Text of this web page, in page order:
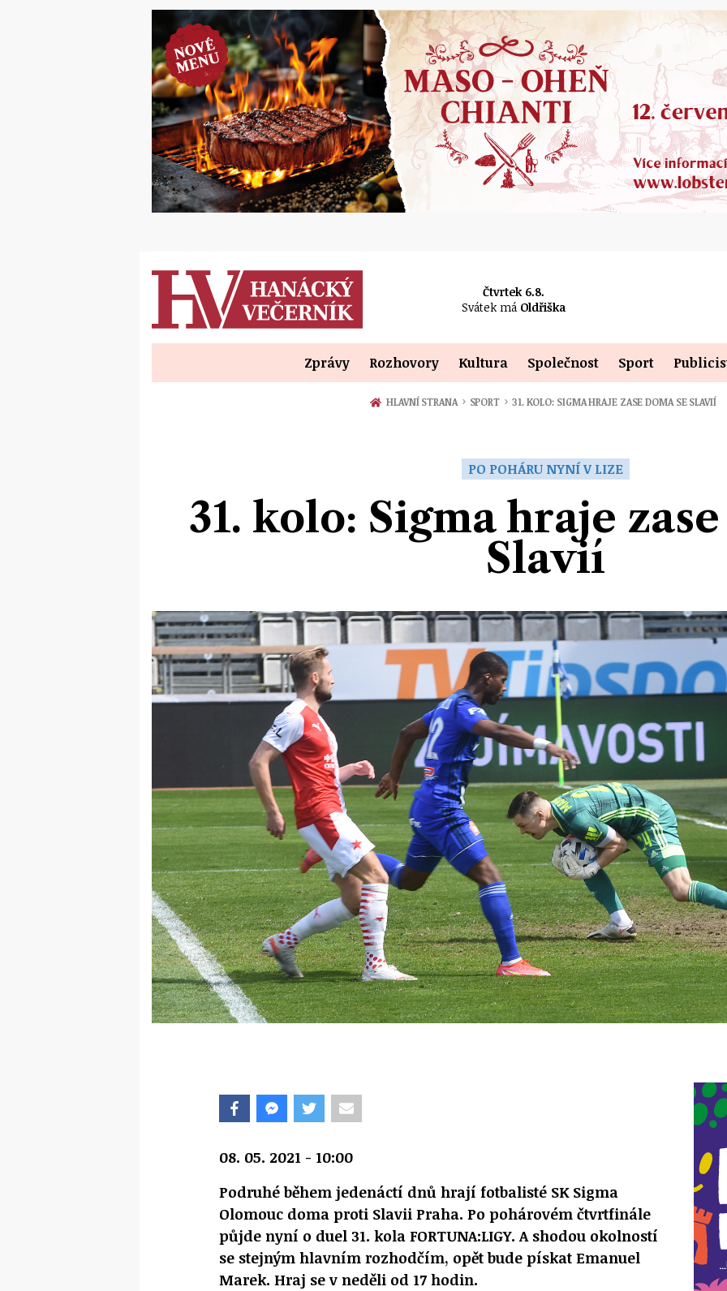
Čtvrtek 6.8.
Svátek má Oldřiška
Zprávy Rozhovory Kultura Společnost Sport
HLAVNÍ STRANA › SPORT › 31. KOLO: SIGMA HRAJE ZASE DOMA SE SLAVIÍ
PO POHÁRU NYNÍ V LIZE
31. kolo: Sigma hraje
Slavií
08. 05. 2021 - 10:00
Podruhé během jedenáctí dnů hrají fotbalisté SK Sigma
Olomouc doma proti Slavii Praha. Po pohárovém čtvrtfinále
půjde nyní o duel 31. kola FORTUNA:LIGY. A shodou okolností
se stejným hlavním rozhodčím, opět bude pískat Emanuel
Marek. Hraj se v neděli od 17 hodin.